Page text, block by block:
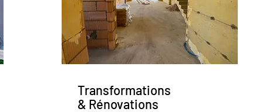
Transformations
& Rénovations